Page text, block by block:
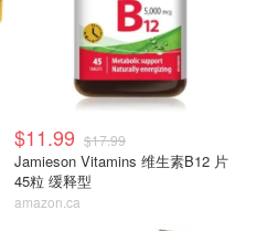
$11.99 $17.99
Jamieson Vitamins 维生素B12 片
45粒 缓释型
amazon.ca